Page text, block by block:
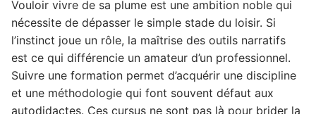
Vouloir vivre de sa plume est une ambition noble qui
nécessite de dépasser le simple stade du loisir. Si
l’instinct joue un rôle, la maîtrise des outils narratifs
est ce qui différencie un amateur d’un professionnel.
Suivre une formation permet d’acquérir une discipline
et une méthodologie qui font souvent défaut aux
autodidactes. Ces cursus ne sont pas là pour brider la